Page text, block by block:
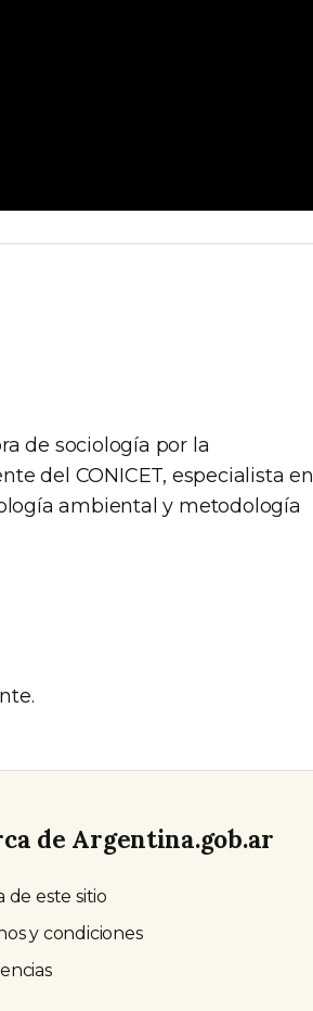
de sociología por la
del CONICET, especialista en
ambiental y metodología
de Argentina.gob.ar
de este sitio
y condiciones